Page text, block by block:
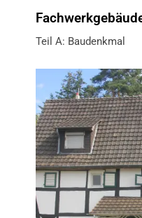
Teil A: Baudenkmal